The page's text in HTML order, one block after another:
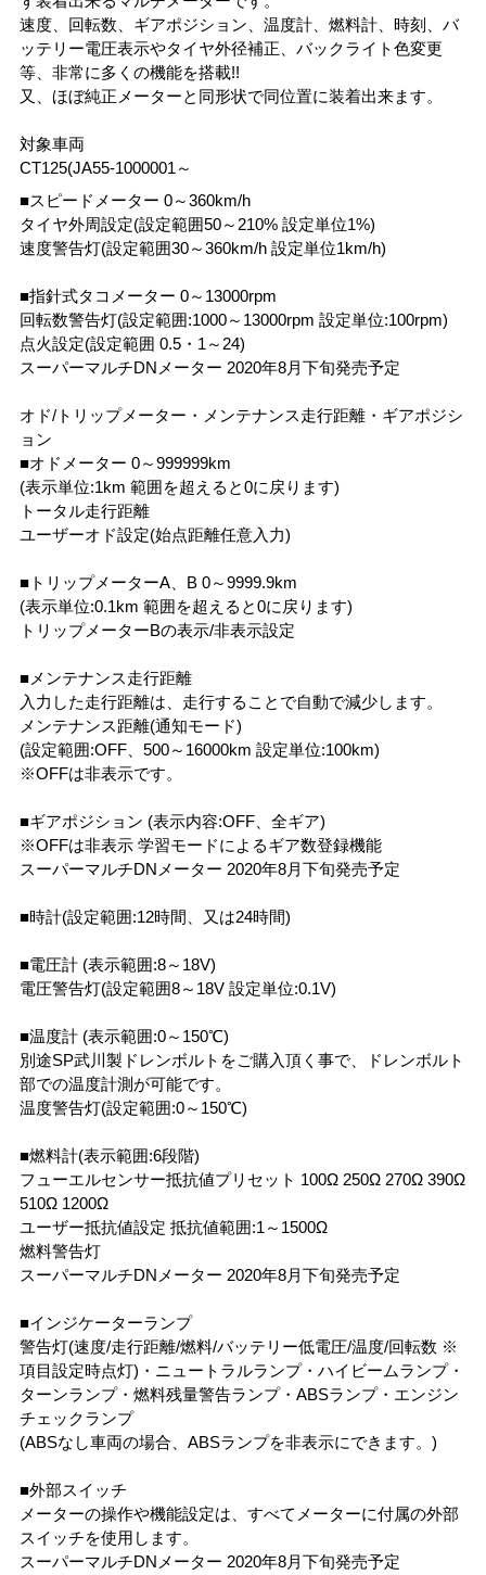
速度、回転数、ギアポジション、温度計、燃料計、時刻、バ
ッテリー電圧表示やタイヤ外径補正、バックライト色変更
等、非常に多くの機能を搭載!!
又、ほぼ純正メーターと同形状で同位置に装着出来ます。
対象車両
CT125(JA55-1000001～
■スピードメーター 0～360km/h
タイヤ外周設定(設定範囲50～210% 設定単位1%)
速度警告灯(設定範囲30～360km/h 設定単位1km/h)
■指針式タコメーター 0～13000rpm
回転数警告灯(設定範囲:1000～13000rpm 設定単位:100rpm)
点火設定(設定範囲 0.5・1～24)
スーパーマルチDNメーター 2020年8月下旬発売予定
オド/トリップメーター・メンテナンス走行距離・ギアポジシ
ョン
■オドメーター 0～999999km
(表示単位:1km 範囲を超えると0に戻ります)
トータル走行距離
ユーザーオド設定(始点距離任意入力)
■トリップメーターA、B 0～9999.9km
(表示単位:0.1km 範囲を超えると0に戻ります)
トリップメーターBの表示/非表示設定
■メンテナンス走行距離
入力した走行距離は、走行することで自動で減少します。
メンテナンス距離(通知モード)
(設定範囲:OFF、500～16000km 設定単位:100km)
※OFFは非表示です。
■ギアポジション (表示内容:OFF、全ギア)
※OFFは非表示 学習モードによるギア数登録機能
スーパーマルチDNメーター 2020年8月下旬発売予定
■時計(設定範囲:12時間、又は24時間)
■電圧計 (表示範囲:8～18V)
電圧警告灯(設定範囲8～18V 設定単位:0.1V)
■温度計 (表示範囲:0～150℃)
別途SP武川製ドレンボルトをご購入頂く事で、ドレンボルト
部での温度計測が可能です。
温度警告灯(設定範囲:0～150℃)
■燃料計(表示範囲:6段階)
フューエルセンサー抵抗値プリセット 100Ω 250Ω 270Ω 390Ω
510Ω 1200Ω
ユーザー抵抗値設定 抵抗値範囲:1～1500Ω
燃料警告灯
スーパーマルチDNメーター 2020年8月下旬発売予定
■インジケーターランプ
警告灯(速度/走行距離/燃料/バッテリー低電圧/温度/回転数 ※
項目設定時点灯)・ニュートラルランプ・ハイビームランプ・
ターンランプ・燃料残量警告ランプ・ABSランプ・エンジン
チェックランプ
(ABSなし車両の場合、ABSランプを非表示にできます。)
■外部スイッチ
メーターの操作や機能設定は、すべてメーターに付属の外部
スイッチを使用します。
スーパーマルチDNメーター 2020年8月下旬発売予定